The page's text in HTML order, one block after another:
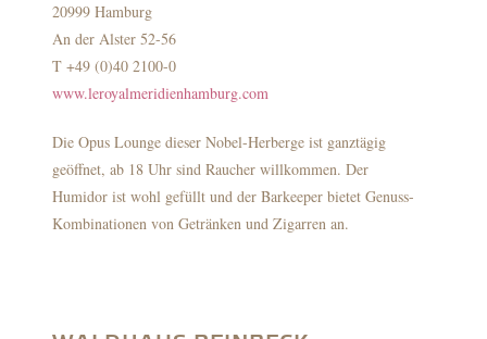
20999 Hamburg
An der Alster 52-56
T +49 (0)40 2100-0
www.leroyalmeridienhamburg.com
Die Opus Lounge dieser Nobel-Herberge ist ganztägig
geöffnet, ab 18 Uhr sind Raucher willkommen. Der
Humidor ist wohl gefüllt und der Barkeeper bietet Genuss-
Kombinationen von Getränken und Zigarren an.